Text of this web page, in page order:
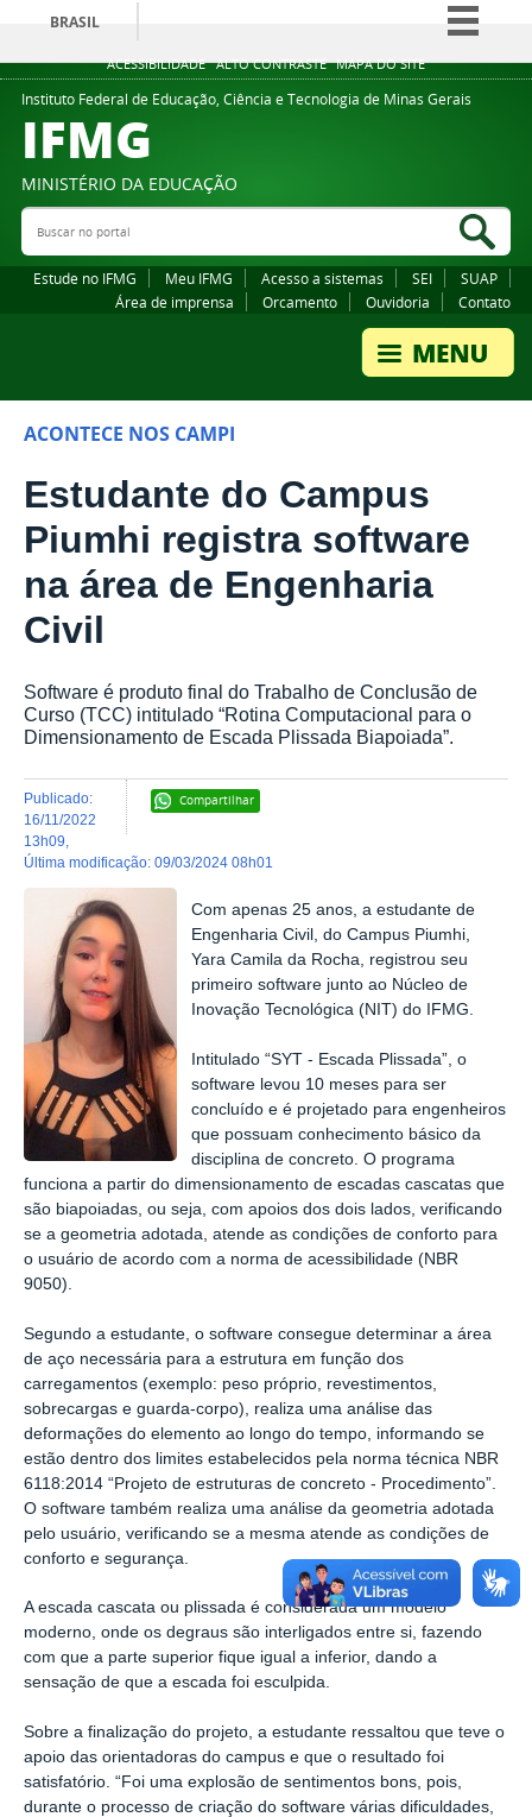
ACESSIBILIDADE ALTO CONTRASTE MAPA DO SITE
BRASIL
Simplifique!
Comunica BR
Legislação
Instituto Federal de Educação, Ciência e Tecnologia de Minas Gerais
IFMG
MINISTÉRIO DA EDUCAÇÃO
Buscar no portal
Estude no IFMG Meu IFMG Acesso a sistemas SEI
SUAP
Área de imprensa
Orcamento Ouvidoria Contato
ACONTECE NOS CAMPI
Estudante do Campus
Piumhi registra software
na área de Engenharia
Civil
Software é produto final do Trabalho de Conclusão de
Curso (TCC) intitulado “Rotina Computacional para o
Dimensionamento de Escada Plissada Biapoiada”.
Compartilhar
publicado:
16/11/2022
13h09
última modificação: 09/03/2024 08h01
Com apenas 25 anos, a estudante de
Engenharia Civil, do Campus Piumhi,
Yara Camila da Rocha, registrou seu
primeiro software junto ao Núcleo de
Inovação Tecnológica (NIT) do IFMG.
Intitulado “SYT - Escada Plissada”, o
software levou 10 meses para ser
concluído e é projetado para engenheiros
que possuam conhecimento básico da
disciplina de concreto. O programa
funciona a partir do dimensionamento de escadas cascatas que
são biapoiadas, ou seja, com apoios dos dois lados, verificando
se a geometria adotada, atende as condições de conforto para
o usuário de acordo com a norma de acessibilidade (NBR
9050).
Segundo a estudante, o software consegue determinar a área
de aço necessária para a estrutura em função dos
carregamentos (exemplo: peso próprio, revestimentos,
sobrecargas e guarda-corpo), realiza uma análise das
deformações do elemento ao longo do tempo, informando se
estão dentro dos limites estabelecidos pela norma técnica NBR
6118:2014 “Projeto de estruturas de concreto - Procedimento”.
O software também realiza uma análise da geometria adotada
pelo usuário, verificando se a mesma atende as condições de
conforto e segurança.
A escada cascata ou plissada é considerada um modelo
moderno, onde os degraus são interligados entre si, fazendo
com que a parte superior fique igual a inferior, dando a
sensação de que a escada foi esculpida.
Sobre a finalização do projeto, a estudante ressaltou que teve o
apoio das orientadoras do campus e que o resultado foi
satisfatório. “Foi uma explosão de sentimentos bons, pois,
durante o processo de criação do software várias dificuldades,